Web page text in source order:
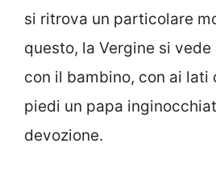
si ritrova un particolare
questo, la Vergine si
con il bambino, con ai lati
piedi un papa
devozione.